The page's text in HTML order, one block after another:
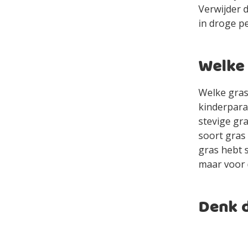
Verwijder
in droge
Welke
stevige
soort gras
gras hebt
maar voor
Denk